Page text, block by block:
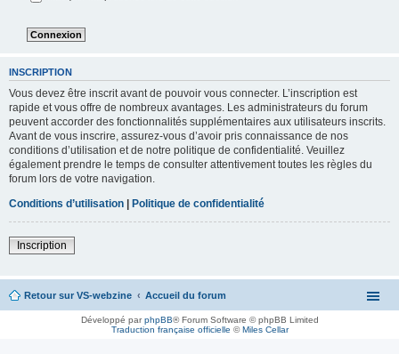
INSCRIPTION
Vous devez être inscrit avant de pouvoir vous connecter. L’inscription est
rapide et vous offre de nombreux avantages. Les administrateurs du forum
peuvent accorder des fonctionnalités supplémentaires aux utilisateurs inscrits.
Avant de vous inscrire, assurez-vous d’avoir pris connaissance de nos
conditions d’utilisation et de notre politique de confidentialité. Veuillez
également prendre le temps de consulter attentivement toutes les règles du
forum lors de votre navigation.
Conditions d’utilisation | Politique de confidentialité
Inscription
Retour sur VS-webzine Accueil du forum
Développé parphpBB® Forum Software © phpBB Limited
Traduction française officielle ©Miles Cellar